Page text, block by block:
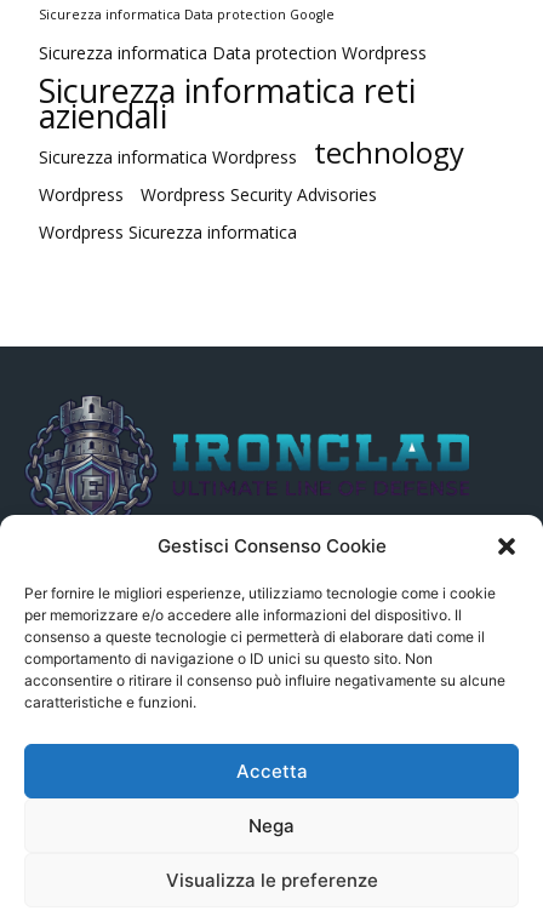
Gestisci Consenso Cookie
Per fornire le migliori esperienze, utilizziamo tecnologie come i cookie
per memorizzare e/o accedere alle informazioni del dispositivo. Il
consenso a queste tecnologie ci permetterà di elaborare dati come il
comportamento di navigazione o ID unici su questo sito. Non
acconsentire o ritirare il consenso può influire negativamente su alcune
caratteristiche e funzioni.
Accetta
Nega
Visualizza le preferenze
Sicurezza informatica Data protection Google
Sicurezza informatica Data protection Wordpress
Sicurezza informatica reti
aziendali
Sicurezza informatica Wordpress technology
Wordpress
Wordpress Security Advisories
Wordpress Sicurezza informatica
indirettamente, alle Fonti delle notizie segnalate né può essere
ritenuto responsabile ad alcun titolo dei loro contenuti. Si precisa
altresì che le notizie segnalate dall’aggregatore NON sono da
intendersi in alcun modo di proprietà del sito GenSys.it, ad
eccezione degli articoli e dei documenti pubblicati nel blog.
© Copyright 2022 - Serverbay.it - Eteon.it